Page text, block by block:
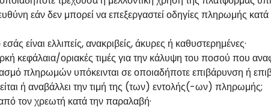
εάν δεν μπορεί να επεξεργαστεί οδηγίες πληρωμής
είναι ελλιπείς, ανακριβείς, άκυρες ή καθυστερημένες·
κεφάλαια/οριακές τιμές για την κάλυψη του ποσού που
πληρωμών υπόκεινται σε οποιαδήποτε επιβάρυνση ή
ή αναβάλλει την τιμή της (των) εντολής(-ων) πληρωμής;
τον χρεωτή κατά την παραλαβή·